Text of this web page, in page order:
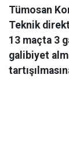
Tümosan
Teknik
13 maçta 3
galibiyet